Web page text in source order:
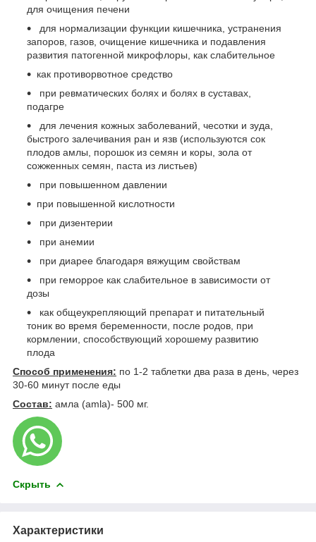
для очищения печени
для нормализации функции кишечника, устранения
запоров, газов, очищение кишечника и подавления
развития патогенной микрофлоры, как слабительное
как противорвотное средство
при ревматических болях и болях в суставах,
подагре
для лечения кожных заболеваний, чесотки и зуда,
быстрого залечивания ран и язв (используются сок
плодов амлы, порошок из семян и коры, зола от
сожженных семян, паста из листьев)
при повышенном давлении
при повышенной кислотности
при дизентерии
при анемии
при диарее благодаря вяжущим свойствам
при геморрое как слабительное в зависимости от
дозы
как общеукрепляющий препарат и питательный
тоник во время беременности, после родов, при
кормлении, способствующий хорошему развитию
плода
Способ применения: по 1-2 таблетки два раза в день, через
30-60 минут после еды
Состав: амла (amla)- 500 мг.
Скрыть
Характеристики